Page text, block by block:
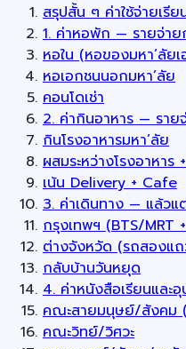
สรุปสั้น ๆ ค่าใช้จ่ายเรี
1. ค่าหอพัก — รายจ่า
หอใน (หอของมหา’ลัยเ
หอเอกชนนอกมหา’ลัย
คอนโดเช่า
2. ค่ากินอาหาร — รา
กินโรงอาหารมหา’ลัย
ผสมระหว่างโรงอาหา
เน้น Delivery + Cafe
3. ค่าเดินทาง — แล้วแ
กรุงเทพฯ (BTS/MRT
ต่างจังหวัด (รถสองแ
กลับบ้านวันหยุด
4. ค่าหนังสือเรียนแล
คณะสายมนุษย์/สังคม
คณะวิทย์/วิศวะ